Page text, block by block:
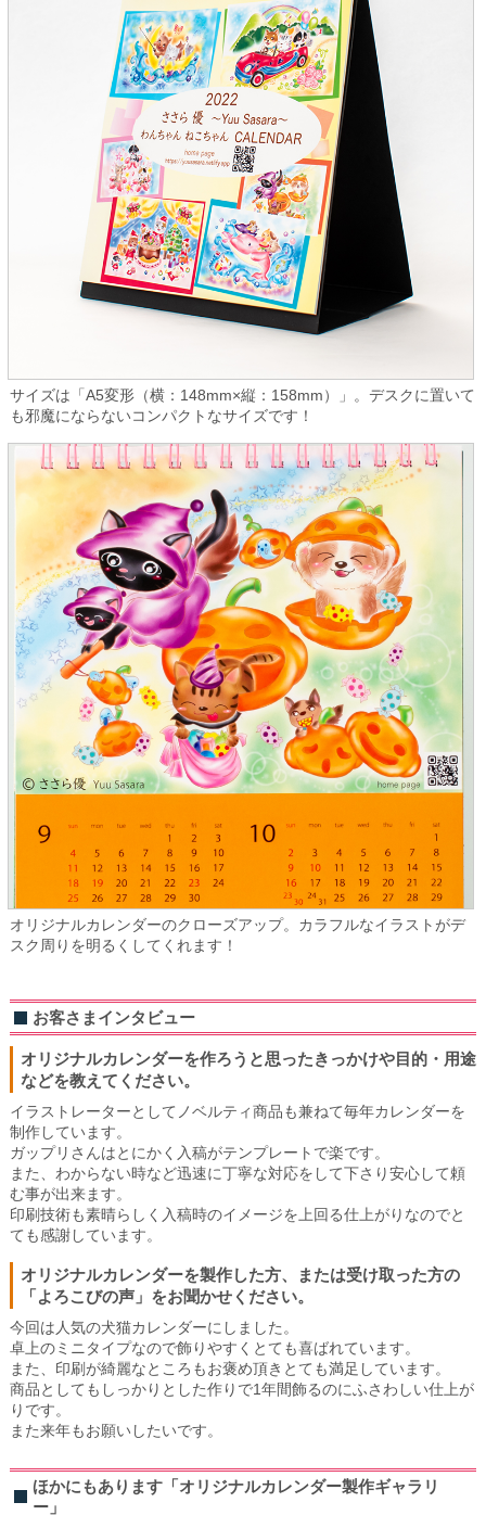
サイズは「A5変形（横：148mm×縦：158mm）」。デスクに置いて
も邪魔にならないコンパクトなサイズです！
オリジナルカレンダーのクローズアップ。カラフルなイラストがデ
スク周りを明るくしてくれます！
お客さまインタビュー
オリジナルカレンダーを作ろうと思ったきっかけや目的・用途
などを教えてください。
イラストレーターとしてノベルティ商品も兼ねて毎年カレンダーを
制作しています。
ガップリさんはとにかく入稿がテンプレートで楽です。
また、わからない時など迅速に丁寧な対応をして下さり安心して頼
む事が出来ます。
印刷技術も素晴らしく入稿時のイメージを上回る仕上がりなのでと
ても感謝しています。
オリジナルカレンダーを製作した方、または受け取った方の
「よろこびの声」をお聞かせください。
今回は人気の犬猫カレンダーにしました。
卓上のミニタイプなので飾りやすくとても喜ばれています。
また、印刷が綺麗なところもお褒め頂きとても満足しています。
商品としてもしっかりとした作りで1年間飾るのにふさわしい仕上が
りです。
また来年もお願いしたいです。
ほかにもあります「オリジナルカレンダー製作ギャラリ
ー」